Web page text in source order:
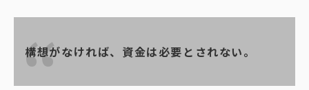
構想がなければ、資金は必要とされない。